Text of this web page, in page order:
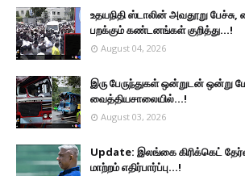
உதயநிதி ஸ்டாலின் அவதூறு பேச்சு,
பறக்கும் கண்டனங்கள் குறித்து...!
August 04, 2026
இரு ப‍ேருந்துகள் ஒன்றுடன் ஒன்று
வைத்தியசாலையில்...!
August 03, 2026
Update: இலங்கை கிரிக்கெட்
மாற்றம் எதிர்பார்ப்பு...!